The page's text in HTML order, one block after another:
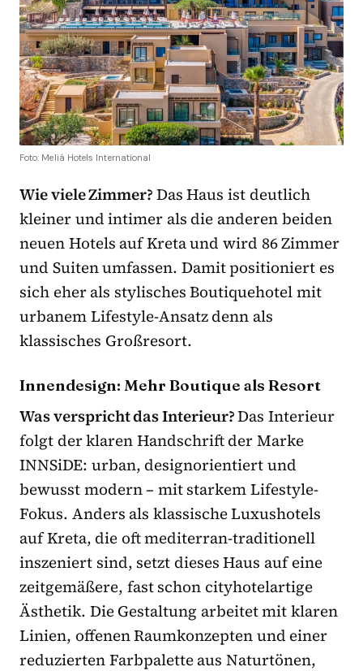
Foto: Meliá Hotels International
Wie viele Zimmer?Das Haus ist deutlich
kleiner und intimer als die anderen beiden
neuen Hotels auf Kreta und wird 86 Zimmer
und Suiten umfassen. Damit positioniert es
sich eher als stylisches Boutiquehotel mit
urbanem Lifestyle-Ansatz denn als
klassisches Großresort.
Innendesign: Mehr Boutique als Resort
Was verspricht das Interieur?Das Interieur
folgt der klaren Handschrift der Marke
INNSiDE: urban, designorientiert und
bewusst modern – mit starkem Lifestyle-
Fokus. Anders als klassische Luxushotels
auf Kreta, die oft mediterran-traditionell
inszeniert sind, setzt dieses Haus auf eine
zeitgemäßere, fast schon cityhotelartige
Ästhetik. Die Gestaltung arbeitet mit klaren
Linien, offenen Raumkonzepten und einer
reduzierten Farbpalette aus Naturtönen,